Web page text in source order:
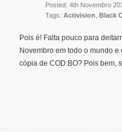
Posted: 4th Novembro
Tags: Activision Black
Pois é! Falta pouco para
Novembro em todo o mundo
cópia de COD:BO? Pois bem,